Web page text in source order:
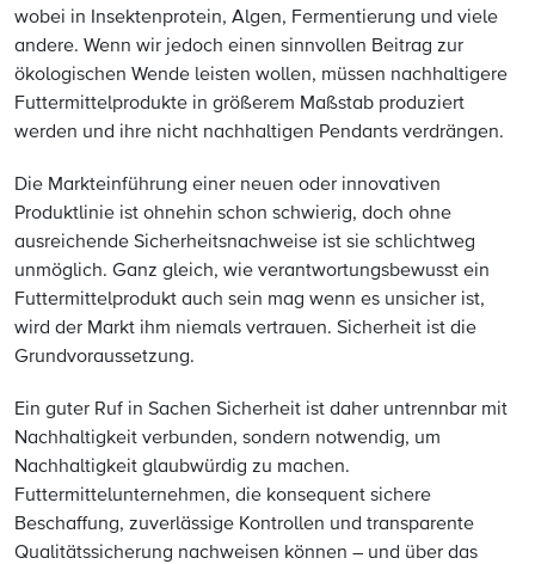
wobei in Insektenprotein, Algen, Fermentierung und viele
andere. Wenn wir jedoch einen sinnvollen Beitrag zur
ökologischen Wende leisten wollen, müssen nachhaltigere
Futtermittelprodukte in größerem Maßstab produziert
werden und ihre nicht nachhaltigen Pendants verdrängen.
Die Markteinführung einer neuen oder innovativen
Produktlinie ist ohnehin schon schwierig, doch ohne
ausreichende Sicherheitsnachweise ist sie schlichtweg
unmöglich. Ganz gleich, wie verantwortungsbewusst ein
Futtermittelprodukt auch sein mag wenn es unsicher ist,
wird der Markt ihm niemals vertrauen. Sicherheit ist die
Grundvoraussetzung.
Ein guter Ruf in Sachen Sicherheit ist daher untrennbar mit
Nachhaltigkeit verbunden, sondern notwendig, um
Nachhaltigkeit glaubwürdig zu machen.
Futtermittelunternehmen, die konsequent sichere
Beschaffung, zuverlässige Kontrollen und transparente
Qualitätssicherung nachweisen können – und über das